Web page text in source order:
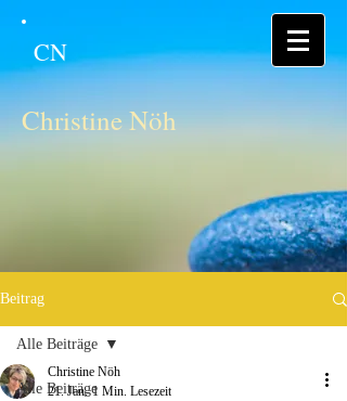
CN
Christine Nöh
Beitrag
Alle Beiträge
Alle Beiträge
Christine Nöh
21. Jan. 1 Min. Lesezeit